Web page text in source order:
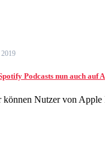
2019
Podcasts nun auch auf
können Nutzer von